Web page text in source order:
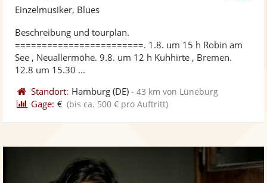
Einzelmusiker, Blues
Beschreibung und tourplan.
========================. 1.8. um 15 h Robin am
See , Neuallermöhe. 9.8. um 12 h Kuhhirte , Bremen.
12.8 um 15.30 ...
Standort: Hamburg (DE) -43 km von Lüneburg
Gage: € (bis ca. 500 € pro Auftritt)